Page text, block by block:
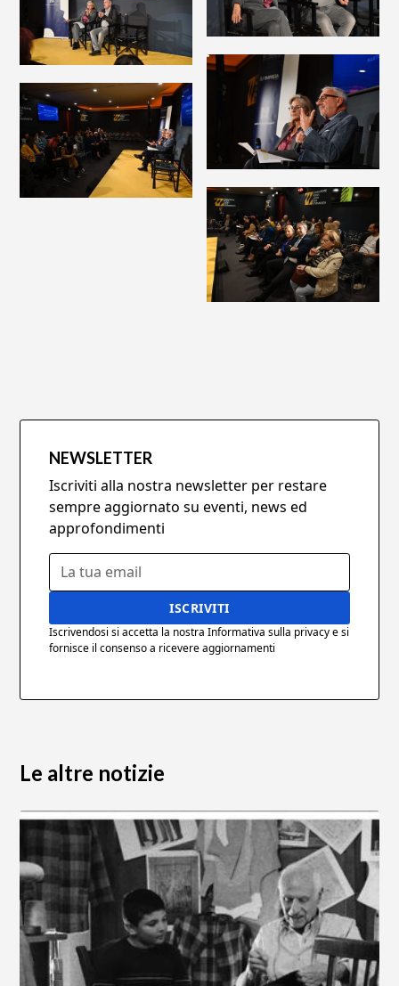
NEWSLETTER
Iscriviti alla nostra newsletter per restare
sempre aggiornato su eventi, news ed
approfondimenti
Iscrivendosi si accetta la nostra Informativa sulla privacy e si
fornisce il consenso a ricevere aggiornamenti
Le altre notizie